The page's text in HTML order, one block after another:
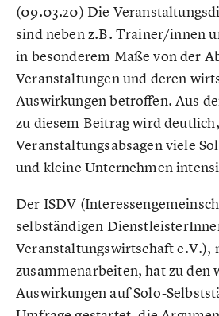
(09.03.20) Die
sind neben z.B. Trainer/innen
in besonderem Maße von der
Veranstaltungen und deren
Auswirkungen betroffen. Aus
zu diesem Beitrag wird
Veranstaltungsabsagen viele
und kleine Unternehmen
Der ISDV
selbständigen
Veranstaltungswirtschaft e.V.),
zusammenarbeiten, hat zu den
Auswirkungen auf Solo-